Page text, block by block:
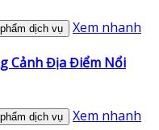
dịch vụ Xem nhanh
Cảnh Địa Điểm Nổi
dịch vụ Xem nhanh